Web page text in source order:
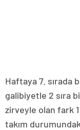
Haftaya 7. sırada
galibiyetle 2 sıra
zirveyle olan fark
takım